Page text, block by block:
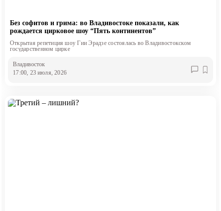
Без софитов и грима: во Владивостоке показали, как
рождается цирковое шоу “Пять континентов”
Открытая репетиция шоу Гии Эрадзе состоялась во Владивостокском
государственном цирке
Владивосток
17:00, 23 июля, 2026